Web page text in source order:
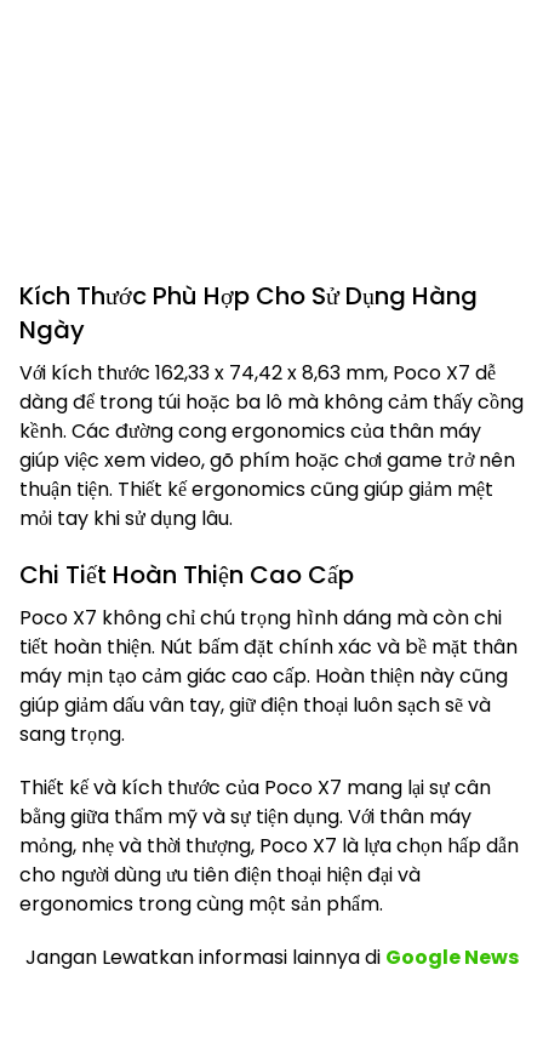
Kích Thước Phù Hợp Cho Sử Dụng Hàng
Ngày
Với kích thước 162,33 x 74,42 x 8,63 mm, Poco X7 dễ
dàng để trong túi hoặc ba lô mà không cảm thấy cồng
kềnh. Các đường cong ergonomics của thân máy
giúp việc xem video, gõ phím hoặc chơi game trở nên
thuận tiện. Thiết kế ergonomics cũng giúp giảm mệt
mỏi tay khi sử dụng lâu.
Chi Tiết Hoàn Thiện Cao Cấp
Poco X7 không chỉ chú trọng hình dáng mà còn chi
tiết hoàn thiện. Nút bấm đặt chính xác và bề mặt thân
máy mịn tạo cảm giác cao cấp. Hoàn thiện này cũng
giúp giảm dấu vân tay, giữ điện thoại luôn sạch sẽ và
sang trọng.
Thiết kế và kích thước của Poco X7 mang lại sự cân
bằng giữa thẩm mỹ và sự tiện dụng. Với thân máy
mỏng, nhẹ và thời thượng, Poco X7 là lựa chọn hấp dẫn
cho người dùng ưu tiên điện thoại hiện đại và
ergonomics trong cùng một sản phẩm.
Jangan Lewatkan informasi lainnyadi Google News